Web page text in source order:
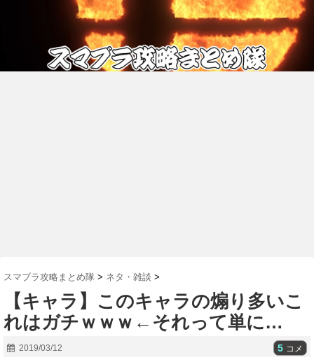
スマブラ攻略まとめ隊 > ネタ・雑談 >
【キャラ】このキャラの煽り多いこ
れはガチｗｗｗ←それって単に…
2019/03/12 5 コメ